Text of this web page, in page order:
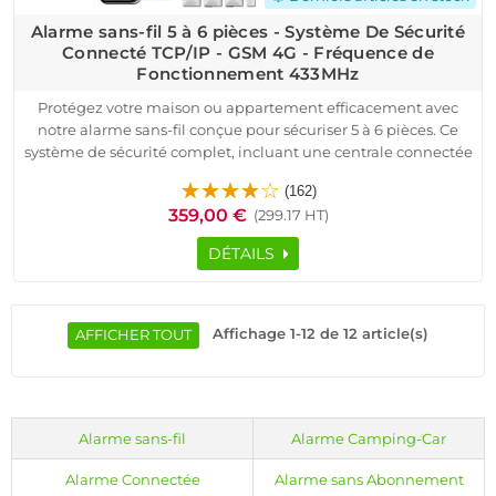
Alarme sans-fil 5 à 6 pièces - Système De Sécurité
Connecté TCP/IP - GSM 4G - Fréquence de
Fonctionnement 433MHz
Protégez votre maison ou appartement efficacement avec
notre alarme sans-fil conçue pour sécuriser 5 à 6 pièces. Ce
système de sécurité complet, incluant une centrale connectée
détecteurs de mouvement et d'ouverture, il offre une
surveillance continue de vos portes, fenêtres et espaces
sensibles. La sécurité de votre domicile est renforcée par une
sirène extérieure puissante, des badges RFID et des
Ce système est compatible avec toutes les box internet, offrant
des alertes en temps réel par notifications push, SMS ou appel
Que vous soyez à la maison ou en déplacement, ce système
d'alarme sans-fil vous offre une solution fiable et évolutive
pour sécuriser votre bien, que ce soit une maison, un
appartement ou un local professionnel.
(162)
359,00 € (299.17 HT)
DÉTAILS
AFFICHER TOUT Affichage 1-12 de 12 article(s)
Alarme sans-fil Alarme Camping-Car
Alarme Connectée Alarme sans Abonnement